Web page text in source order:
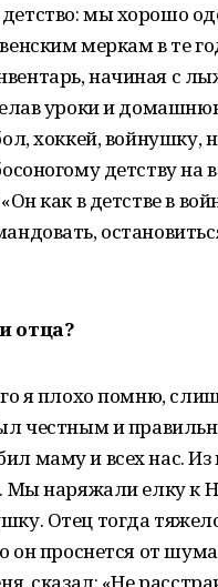
мы хорошо
меркам в те
начиная с
уроки и
хоккей, войнушку,
детству на
как в детстве в
отца?
я плохо помню,
честным и
маму и всех нас.
Мы наряжали елку к
Отец тогда
он проснется от